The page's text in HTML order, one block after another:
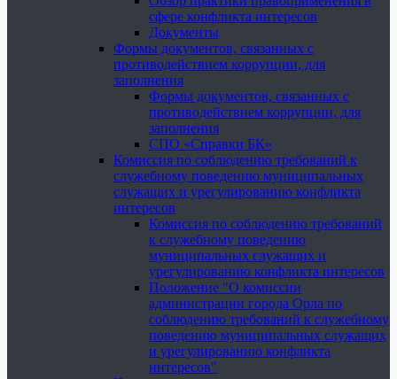
сфере конфликта интересов
Документы
Формы документов, связанных с
противодействием коррупции, для
заполнения
Формы документов, связанных с
противодействием коррупции, для
заполнения
СПО «Справки БК»
Комиссия по соблюдению требований к
служебному поведению муниципальных
служащих и урегулированию конфликта
интересов
Комиссия по соблюдению требований
к служебному поведению
муниципальных служащих и
урегулированию конфликта интересов
Положение "О комиссии
администрации города Орла по
соблюдению требований к служебному
поведению муниципальных служащих
и урегулированию конфликта
интересов"